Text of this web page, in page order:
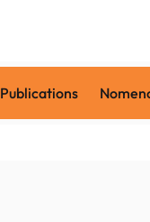
Publications